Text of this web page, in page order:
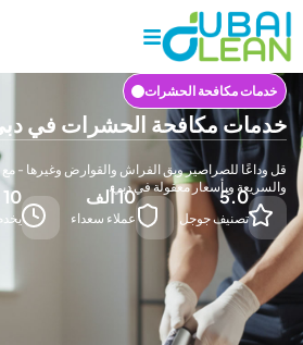
مكافحة الحشرات
مكافحة الحشرات في دبي
للصراصير وبق الفراش والقوارض وغيرها - مع خدمة
وبأسعار معقولة في دبي.
جوجل
10 ألف
عملاء سعداء يخدم دبي